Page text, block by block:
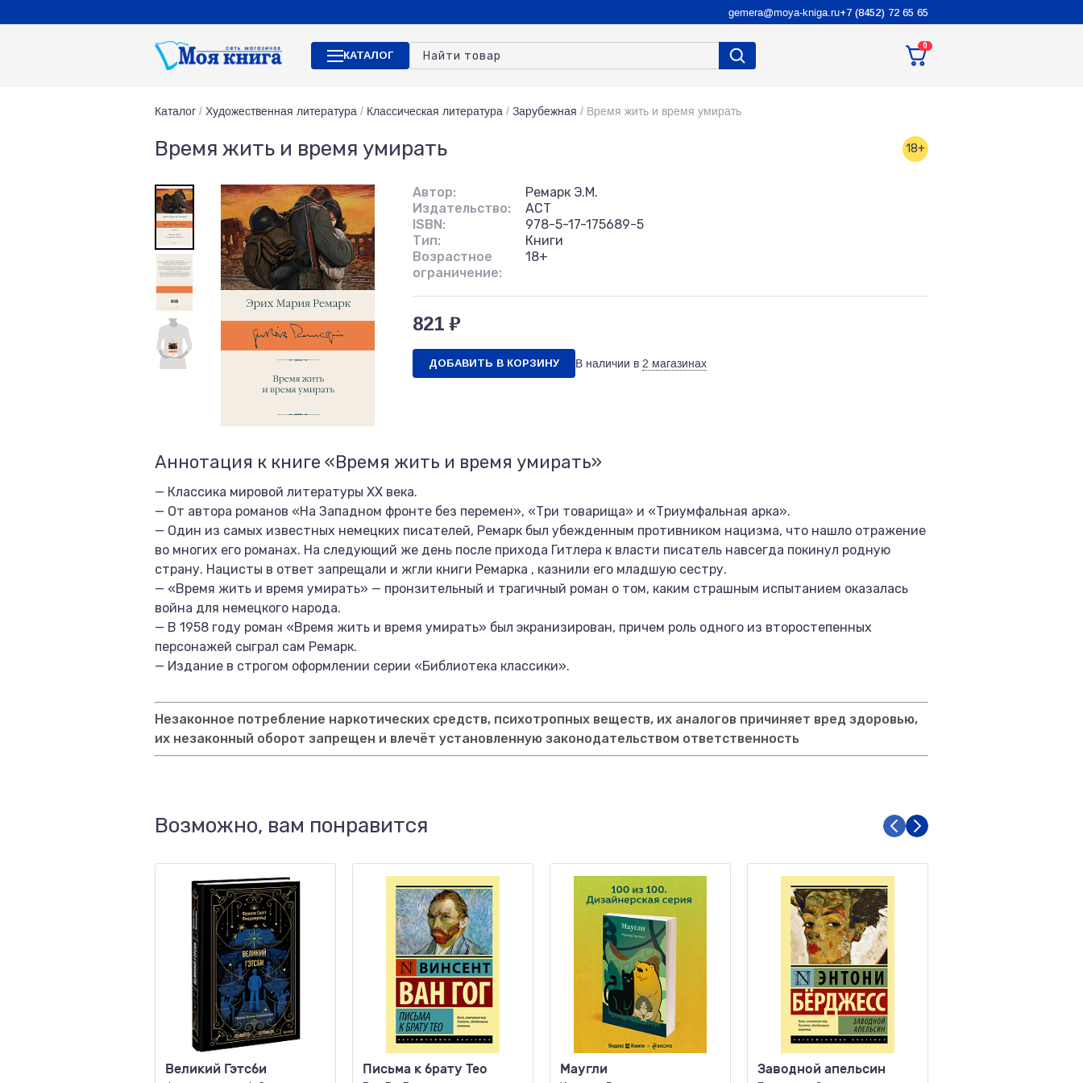
gemera@moya-kniga.ru+7 (8452) 72 65 65
КАТАЛОГ
0
Каталог / Художественная литература / Классическая литература / Зарубежная / Время жить и время умирать
Время жить и время умирать 18+
Автор:
Ремарк Э.М.
Издательство:
АСТ
ISBN:
978-5-17-175689-5
Тип:
Книги
Возрастное
ограничение:
18+
821 ₽
ДОБАВИТЬ В КОРЗИНУ В наличии в 2 магазинах
Аннотация к книге «Время жить и время умирать»
— Классика мировой литературы XX века.
— От автора романов «На Западном фронте без перемен», «Три товарища» и «Триумфальная арка».
— Один из самых известных немецких писателей, Ремарк был убежденным противником нацизма, что нашло отражение
во многих его романах. На следующий же день после прихода Гитлера к власти писатель навсегда покинул родную
страну. Нацисты в ответ запрещали и жгли книги Ремарка , казнили его младшую сестру.
— «Время жить и время умирать» — пронзительный и трагичный роман о том, каким страшным испытанием оказалась
война для немецкого народа.
— В 1958 году роман «Время жить и время умирать» был экранизирован, причем роль одного из второстепенных
персонажей сыграл сам Ремарк.
— Издание в строгом оформлении серии «Библиотека классики».
Незаконное потребление наркотических средств, психотропных веществ, их аналогов причиняет вред здоровью,
их незаконный оборот запрещен и влечёт установленную законодательством ответственность
Возможно, вам понравится
Великий Гэтсби Письма к брату Тео Маугли Заводной апельсин